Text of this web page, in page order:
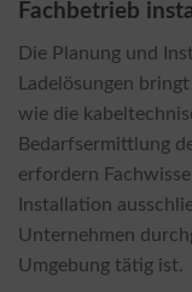
Fachbetrieb
Die Planung und
Ladelösungen
wie die
Bedarfsermittlung
erfordern
Installation
Unternehmen
Umgebung tätig ist.